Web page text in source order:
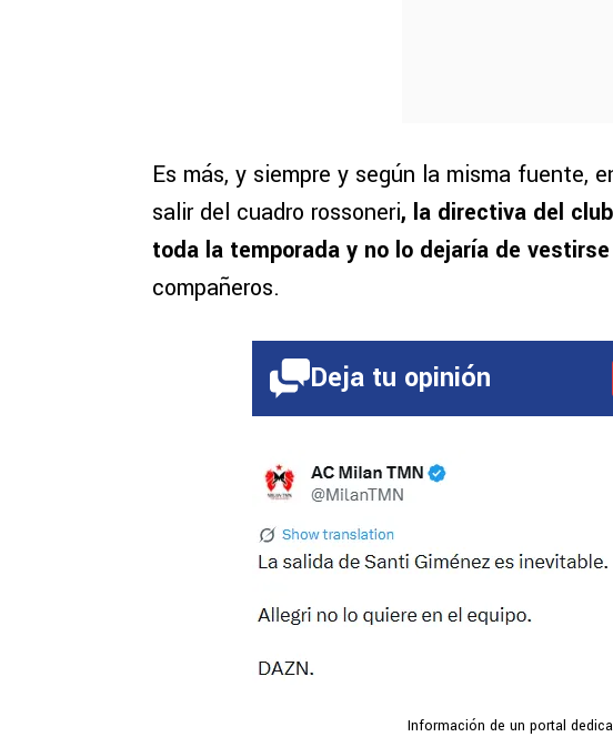
Es más, y siempre y según la misma fuente,
salir del cuadro rossoneri, la directiva del
toda la temporada y no lo dejaría de
compañeros.
Deja tu opinión
Información de un portal